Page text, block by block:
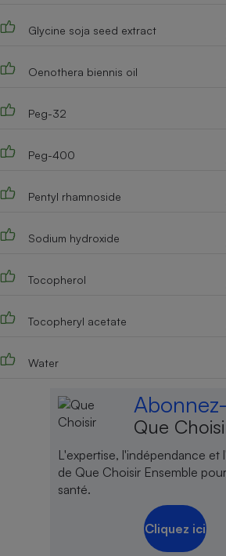
Glycine soja seed extract
Oenothera biennis oil
Peg-32
Peg-400
Pentyl rhamnoside
Sodium hydroxide
Tocopherol
Tocopheryl acetate
Water
Que
L'expertise, l'indépendance et
de Que Choisir Ensemble
santé.
Cliquez ici